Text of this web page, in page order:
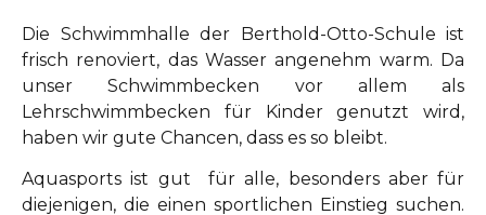
Die Schwimmhalle der Berthold-Otto-Schule ist
frisch renoviert, das Wasser angenehm warm. Da
unser Schwimmbecken vor allem als
Lehrschwimmbecken für Kinder genutzt wird,
haben wir gute Chancen, dass es so bleibt.
Aquasports ist gut für alle, besonders aber für
diejenigen, die einen sportlichen Einstieg suchen.